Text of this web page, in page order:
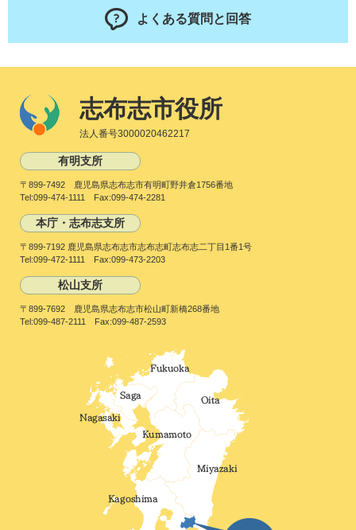
よくある質問と回答
志布志市役所
法人番号3000020462217
有明支所
〒899-7492 鹿児島県志布志市有明町野井倉1756番地
Tel:099-474-1111 Fax:099-474-2281
本庁・志布志支所
〒899-7192 鹿児島県志布志市志布志町志布志二丁目1番1号
Tel:099-472-1111 Fax:099-473-2203
松山支所
〒899-7692 鹿児島県志布志市松山町新橋268番地
Tel:099-487-2111 Fax:099-487-2593